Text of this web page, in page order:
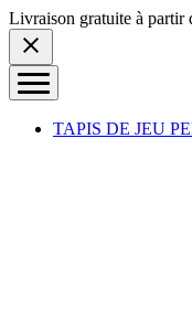
Skip to content
Livraison gratuite à partir
TAPIS DE JEU